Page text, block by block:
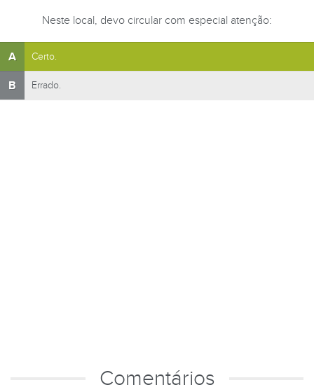
Neste local, devo circular com especial atenção:
A Certo.
B Errado.
Comentários